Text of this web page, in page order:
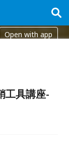
Open with app
工具講座-